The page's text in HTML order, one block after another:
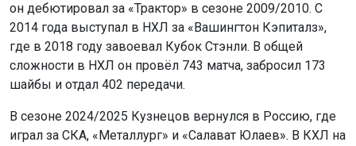
он дебютировал за «Трактор» в сезоне 2009/2010. С
2014 года выступал в НХЛ за «Вашингтон Кэпиталз»,
где в 2018 году завоевал Кубок Стэнли. В общей
сложности в НХЛ он провёл 743 матча, забросил 173
шайбы и отдал 402 передачи.
В сезоне 2024/2025 Кузнецов вернулся в Россию, где
играл за СКА, «Металлург» и «Салават Юлаев». В КХЛ на